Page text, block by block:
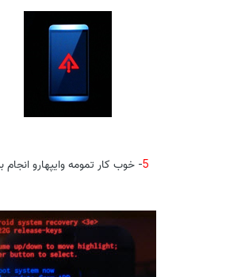
- خوب کار تمومه وایپهارو انجام